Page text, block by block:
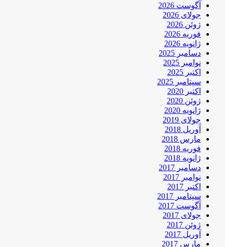
آگوست 2026
جولای 2026
ژوئن 2026
فوریه 2026
ژانویه 2026
دسامبر 2025
نوامبر 2025
اکتبر 2025
سپتامبر 2025
اکتبر 2020
ژوئن 2020
ژانویه 2020
جولای 2019
آوریل 2018
مارس 2018
فوریه 2018
ژانویه 2018
دسامبر 2017
نوامبر 2017
اکتبر 2017
سپتامبر 2017
آگوست 2017
جولای 2017
ژوئن 2017
آوریل 2017
مارس 2017